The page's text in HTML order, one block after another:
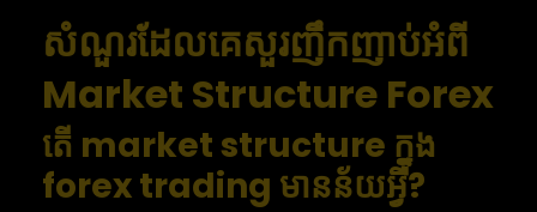
សំណួរដែលគេសួរញឹកញាប់អំពី
Market Structure Forex
តើ market structure ក្នុង
forex trading មានន័យអ្វី?